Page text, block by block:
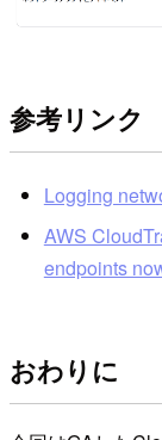
参考リンク
Logging
AWS
endpoints
おわりに